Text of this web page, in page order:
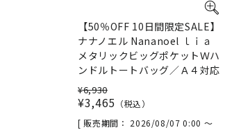
【50％OFF 10日間限定SALE】
ナナノエル Nananoel ｌｉａ
メタリックビッグポケットＷハ
ンドルトートバッグ／Ａ４対応
¥6,930
¥3,465
税込
販売期間
2026/08/07 0:00 〜